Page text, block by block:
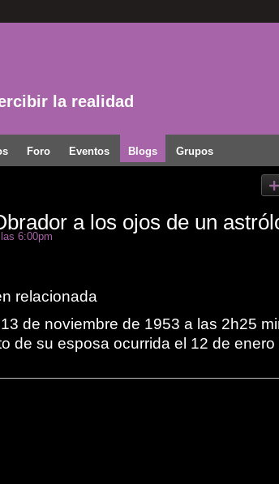
la realidad
Foro Eventos Blogs Grupos
a los ojos de un
6:00pm
de noviembre de 1953 a las 2h25
de su esposa ocurrida el 12 de enero